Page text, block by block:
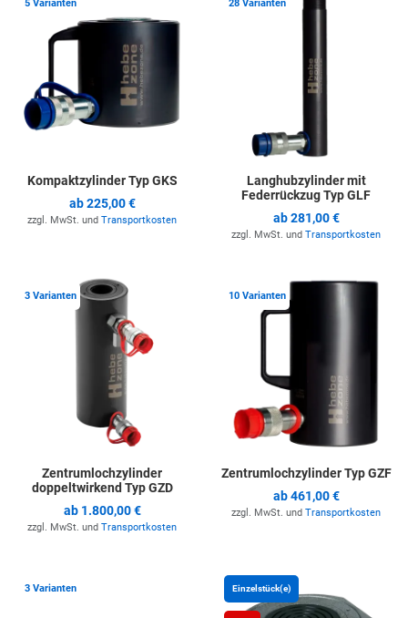
5 Varianten
Kompaktzylinder Typ GKS
ab225,00 €
zzgl. MwSt. und Transportkosten
28 Varianten
Langhubzylinder mit
Federrückzug Typ GLF
ab281,00 €
zzgl. MwSt. und Transportkosten
3 Varianten Zur Merkliste hinzufügen
Zentrumlochzylinder
doppeltwirkend Typ GZD
ab 1.800,00 €
zzgl. MwSt. und Transportkosten
10 Varianten
Zentrumlochzylinder Typ GZF
ab461,00 €
zzgl. MwSt. und Transportkosten
3 Varianten Zur Merkliste hinzufügen
Einzelstück(e)